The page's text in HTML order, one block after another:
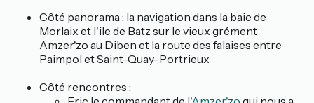
Côté panorama : la navigation dans la baie de
Morlaix et l'ile de Batz sur le vieux grément
Amzer'zo au Diben et la route des falaises entre
Paimpol et Saint-Quay-Portrieux
Côté rencontres :